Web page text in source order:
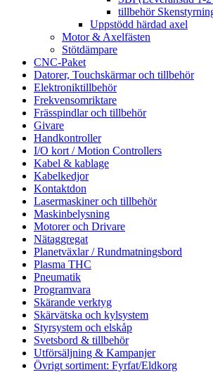
tillbehör
Uppstödd härdad axel
Motor & Axelfästen
Stötdämpare
CNC-Paket
Datorer, Touchskärmar och tillbehör
Elektroniktillbehör
Frekvensomriktare
Frässpindlar och tillbehör
Givare
Handkontroller
I/O kort / Motion Controllers
Kabel & kablage
Kabelkedjor
Kontaktdon
Lasermaskiner och tillbehör
Maskinbelysning
Motorer och Drivare
Nätaggregat
Planetväxlar / Rundmatningsbord
Plasma THC
Pneumatik
Programvara
Skärande verktyg
Skärvätska och kylsystem
Styrsystem och elskåp
Svetsbord & tillbehör
Utförsäljning & Kampanjer
Övrigt sortiment: Fyrfat/Eldkorg